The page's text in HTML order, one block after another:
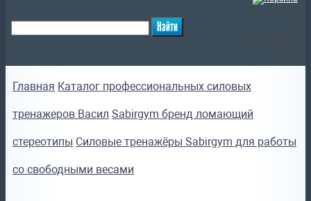
Главная Каталог профессиональных силовых
тренажеров Васил Sabirgym бренд ломающий
стереотипы Силовые тренажёры Sabirgym для работы
со свободными весами